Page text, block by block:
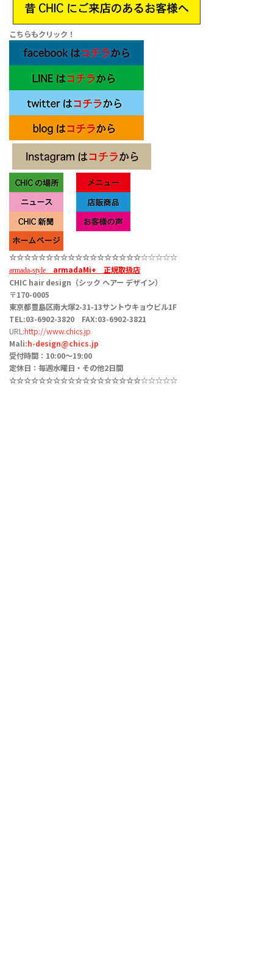
こちらもクリック！
☆☆☆☆☆☆☆☆☆☆☆☆☆☆☆☆☆☆☆☆☆☆☆
armada-style armadaMi+ 正規取扱店
CHIC hair design（シック ヘアー デザイン）
〒170-0005
東京都豊島区南大塚2-31-13サントウキョウビル1F
TEL:03-6902-3820 FAX:03-6902-3821
URL:http://www.chics.jp
Mali:h-design@chics.jp
受付時間：10:00〜19:00
定休日：毎週水曜日・その他2日間
☆☆☆☆☆☆☆☆☆☆☆☆☆☆☆☆☆☆☆☆☆☆☆